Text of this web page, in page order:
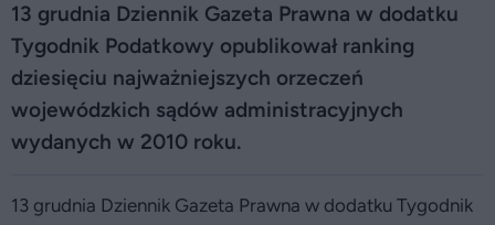
13 grudnia Dziennik Gazeta Prawna w dodatku
Tygodnik Podatkowy opublikował ranking
dziesięciu najważniejszych orzeczeń
wojewódzkich sądów administracyjnych
wydanych w 2010 roku.
13 grudnia Dziennik Gazeta Prawna w dodatku Tygodnik